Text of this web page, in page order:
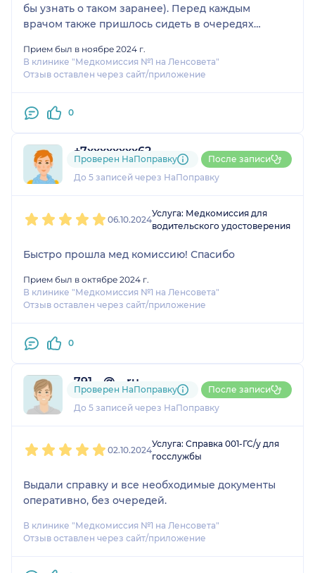
бы узнать о таком заранее). Перед каждым
врачом также пришлось сидеть в очередях
которая включает осмотр всего 3-х врачей,
пришлось потратить 1 час 40 минут (из которых у
Прием был в ноябре 2024 г.
В клинике "Медкомиссия №1 на Ленсовета"
Отзыв оставлен через сайт/приложение
0
+7xxxxxxxx62
1 отзыв
До 5 записей через НаПоправку
Проверен НаПоправку После записи
06.10.2024
Услуга: Медкомиссия для
водительского удостоверения
Быстро прошла мед комиссию! Спасибо
Прием был в октябре 2024 г.
В клинике "Медкомиссия №1 на Ленсовета"
Отзыв оставлен через сайт/приложение
0
791....@....ru
1 отзыв
До 5 записей через НаПоправку
Проверен НаПоправку После записи
02.10.2024
Услуга: Справка 001-ГС/у для
госслужбы
Выдали справку и все необходимые документы
оперативно, без очередей.
В клинике "Медкомиссия №1 на Ленсовета"
Отзыв оставлен через сайт/приложение